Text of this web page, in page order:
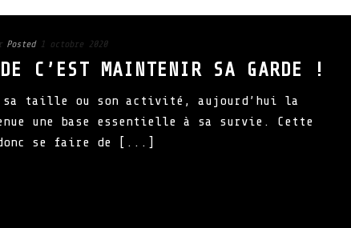
Posted 1 octobre 2020
C’EST MAINTENIR SA GARDE !
sa taille ou son activité, aujourd’hui la
une base essentielle à sa survie. Cette
donc se faire de [...]